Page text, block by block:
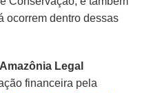
ocorrem dentro dessas
Amazônia Legal
financeira pela